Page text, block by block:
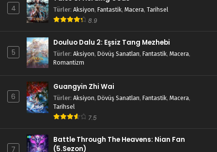
Blm 30 - Ocak 6, 2024
Blm 29 - Aralık 30, 2023
Blm 28 - Aralık 23, 2023
Douluo Dalu 2: Eşsiz Tang Mezhebi 27.Bölüm
Douluo Dalu 2: Eşsiz Tang Mezhebi 26.Bölüm
4 Türler: Aksiyon, Fantastik, Macera, Tarihsel
8.9
5
Douluo Dalu 2: Eşsiz Tang Mezhebi
Türler: Aksiyon, Dövüş Sanatları, Fantastik, Macera,
Romantizm
6
Guangyin Zhi Wai
Türler: Aksiyon, Dövüş Sanatları, Fantastik, Macera,
Tarihsel
7.5
7
Battle Through The Heavens: Nian Fan
(5.Sezon)